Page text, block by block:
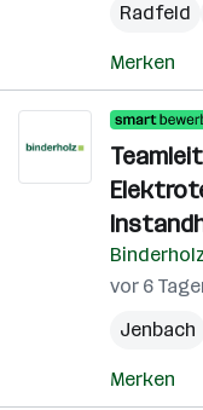
Radfeld
Merken
vor 6
Jenbach
Merken